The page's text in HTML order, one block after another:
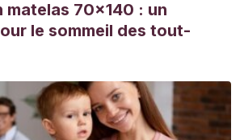
del apego: un enfoque actual
de la díada madre-hijo. Santiago: Cuatro
matelas 70x140 : un
le sommeil des tout-